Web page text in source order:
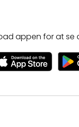
appen for at se